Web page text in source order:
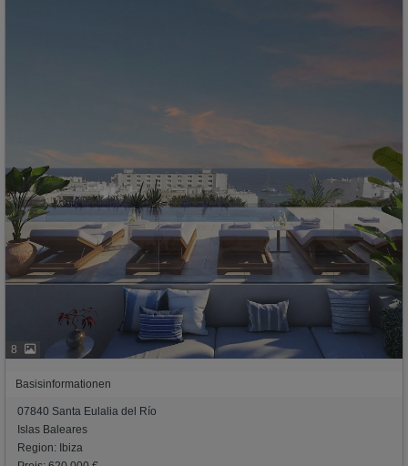
8
Basisinformationen
07840 Santa Eulalia del Río
Islas Baleares
Region: Ibiza